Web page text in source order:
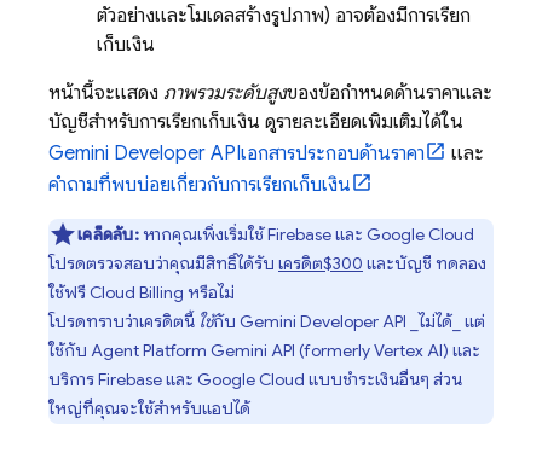
ตัวอย่างและโมเดลสร้างรูปภาพ) อาจต้องมีการเรียก
เก็บเงิน
หน้านี้จะแสดง ภาพรวมระดับสูงของข้อกำหนดด้านราคาและ
บัญชีสำหรับการเรียกเก็บเงิน ดูรายละเอียดเพิ่มเติมได้ใน
Gemini Developer APIเอกสารประกอบด้านราคา
และ
คำถามที่พบบ่อยเกี่ยวกับการเรียกเก็บเงิน
เคล็ดลับ:หากคุณเพิ่งเริ่มใช้ Firebase และ Google Cloud
โปรดตรวจสอบว่าคุณมีสิทธิ์ได้รับ เครดิต$300 และบัญชี ทดลอง
ใช้ฟรี Cloud Billing หรือไม่
โปรดทราบว่าเครดิตนี้ ใช้กับ Gemini Developer API _ไม่ได้_ แต่
ใช้กับ Agent Platform Gemini API (formerly Vertex AI) และ
บริการ Firebase และ Google Cloud แบบชำระเงินอื่นๆ ส่วน
ใหญ่ที่คุณจะใช้สำหรับแอปได้